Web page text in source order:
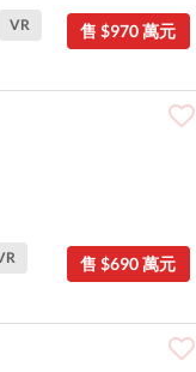
售 $970 萬元
VR
售 $690 萬元